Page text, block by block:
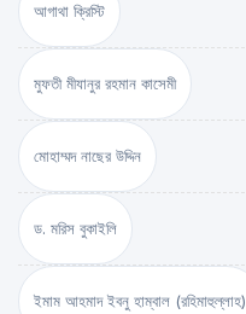
আগাথা ক্রিস্টি
মুফতী মীযানুর রহমান কাসেমী
মোহাম্মদ নাছের উদ্দিন
ড. মরিস বুকাইলি
ইমাম আহমাদ ইবনু হাম্বাল (রহিমাহুল্লাহ)